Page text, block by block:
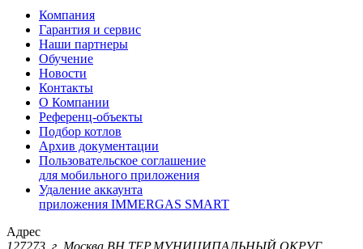
Компания
Гарантия и сервис
Наши партнеры
Обучение
Новости
Контакты
О Компании
Референц-объекты
Подбор котлов
Архив документации
Пользовательское соглашение
для мобильного приложения
Удаление аккаунта
приложения IMMERGAS SMART
Адрес
127273, г. Москва ВН.ТЕР.МУНИЦИПАЛЬНЫЙ ОКРУГ